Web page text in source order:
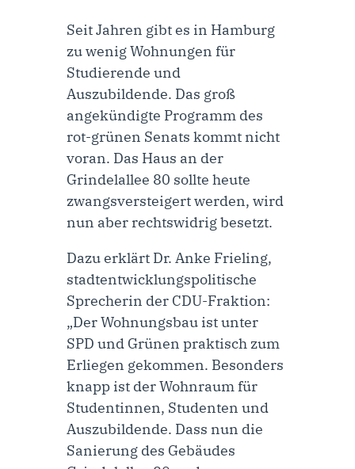
Seit Jahren gibt es in Hamburg
zu wenig Wohnungen für
Studierende und
Auszubildende. Das groß
angekündigte Programm des
rot-grünen Senats kommt nicht
voran. Das Haus an der
Grindelallee 80 sollte heute
zwangsversteigert werden, wird
nun aber rechtswidrig besetzt.
Dazu erklärt Dr. Anke Frieling,
stadtentwicklungspolitische
Sprecherin der CDU-Fraktion:
„Der Wohnungsbau ist unter
SPD und Grünen praktisch zum
Erliegen gekommen. Besonders
knapp ist der Wohnraum für
Studentinnen, Studenten und
Auszubildende. Dass nun die
Sanierung des Gebäudes